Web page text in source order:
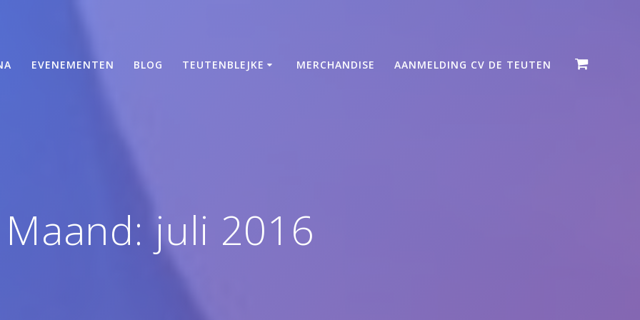
EVENEMENTEN BLOG TEUTENBLEJKE MERCHANDISE AANMELDING CV DE TEUTEN
Maand: juli 2016